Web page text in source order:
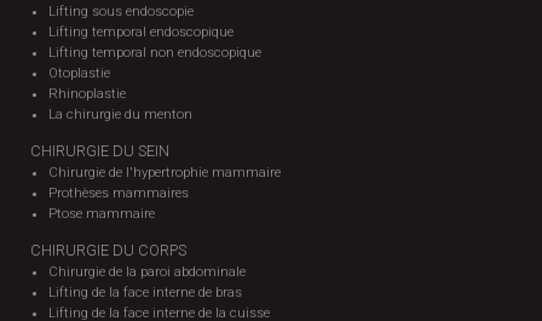
Lifting sous endoscopie
Lifting temporal endoscopique
Lifting temporal non endoscopique
Otoplastie
Rhinoplastie
La chirurgie du menton
CHIRURGIE DU SEIN
Chirurgie de l'hypertrophie mammaire
Prothèses mammaires
Ptose mammaire
CHIRURGIE DU CORPS
Chirurgie de la paroi abdominale
Lifting de la face interne de bras
Lifting de la face interne de la cuisse